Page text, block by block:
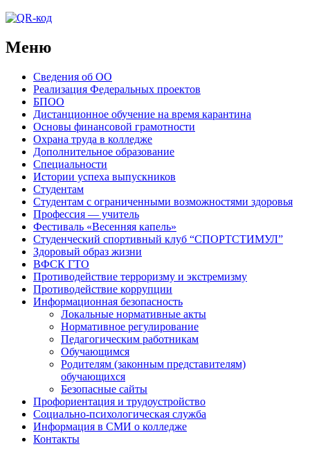
Меню
Сведения об ОО
Реализация Федеральных проектов
БПОО
Дистанционное обучение на время карантина
Основы финансовой грамотности
Охрана труда в колледже
Дополнительное образование
Специальности
Истории успеха выпускников
Студентам
Студентам с ограниченными возможностями здоровья
Профессия — учитель
Фестиваль «Весенняя капель»
Студенческий спортивный клуб “СПОРТСТИМУЛ”
Здоровый образ жизни
ВФСК ГТО
Противодействие терроризму и экстремизму
Противодействие коррупции
Информационная безопасность
Локальные нормативные акты
Нормативное регулирование
Педагогическим работникам
Обучающимся
Родителям (законным представителям)
обучающихся
Безопасные сайты
Профориентация и трудоустройство
Социально-психологическая служба
Информация в СМИ о колледже
Контакты